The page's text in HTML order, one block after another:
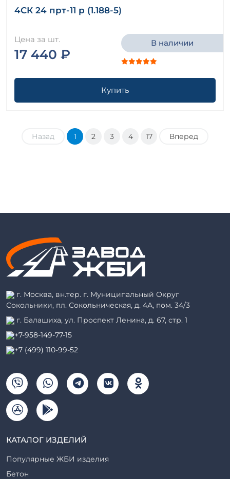
4СК 24 прт-11 р (1.188-5)
Цена за шт.
17 440 ₽
В наличии
Купить
Назад 1 2 3 4 17 Вперед
г. Москва, вн.тер. г. Муниципальный Округ
Сокольники, пл. Сокольническая, д. 4А, пом. 34/3
г. Балашиха, ул. Проспект Ленина, д. 67, стр. 1
+7-958-149-77-15
+7 (499) 110-99-52
КАТАЛОГ ИЗДЕЛИЙ
Популярные ЖБИ изделия
Бетон